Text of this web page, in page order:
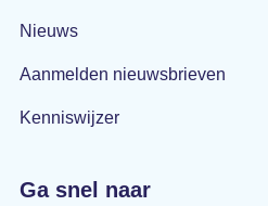
Nieuws
Aanmelden nieuwsbrieven
Kenniswijzer
Ga snel naar